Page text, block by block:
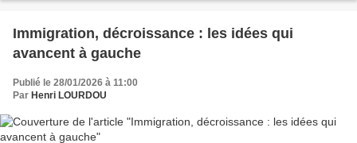
Immigration, décroissance : les idées qui
avancent à gauche
Publié le 28/01/2026 à 11:00
Par Henri LOURDOU